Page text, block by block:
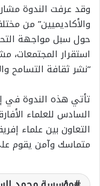
وقد عرفت الندوة
والأكاديميين” من
حول سبل مواجهة
استقرار
“نشر ثقافة التسامح
تأتي هذه الندوة في
السادس للعلماء
التعاون بين علماء
متماسك وآمن يقوم